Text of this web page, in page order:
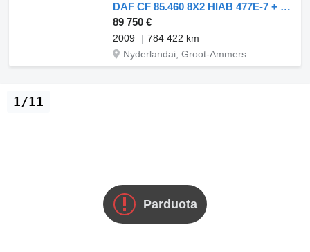
DAF CF 85.460 8X2 HIAB 477E-7 + JIB 75X + REMOTE CONTROL
89 750 €
2009
784 422 km
Nyderlandai, Groot-Ammers
Parduota
1/11